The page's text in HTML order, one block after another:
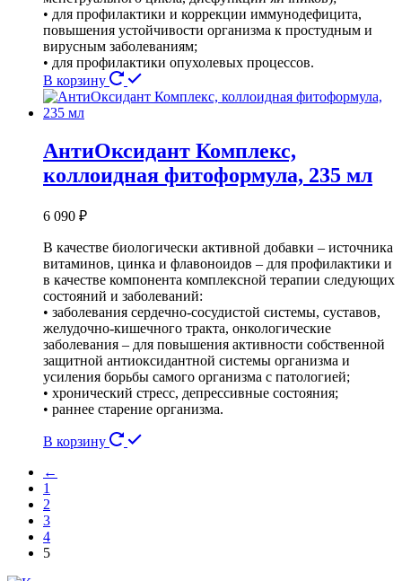
• для профилактики и коррекции иммунодефицита,
повышения устойчивости организма к простудным и
вирусным заболеваниям;
• для профилактики опухолевых процессов.
В корзину
АнтиОксидант Комплекс,
коллоидная фитоформула, 235 мл
6 090 ₽
В качестве биологически активной добавки – источника
витаминов, цинка и флавоноидов – для профилактики и
в качестве компонента комплексной терапии следующих
состояний и заболеваний:
• заболевания сердечно-сосудистой системы, суставов,
желудочно-кишечного тракта, онкологические
заболевания – для повышения активности собственной
защитной антиоксидантной системы организма и
усиления борьбы самого организма с патологией;
• хронический стресс, депрессивные состояния;
• раннее старение организма.
В корзину
←
1
2
3
4
5